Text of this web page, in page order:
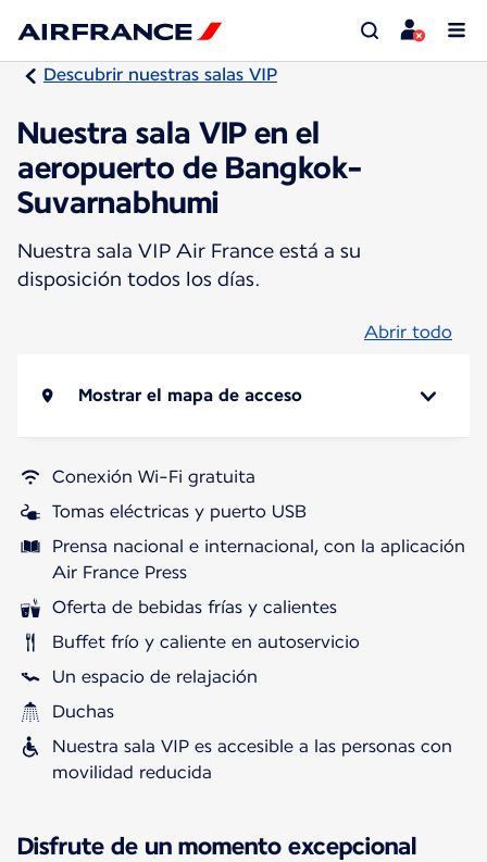
Descubrir nuestras salas VIP
Nuestra sala VIP en el
aeropuerto de Bangkok-
Suvarnabhumi
Nuestra sala VIP Air France está a su
disposición todos los días.
Abrir todo
Mostrar el mapa de acceso
Conexión Wi-Fi gratuita
Tomas eléctricas y puerto USB
Prensa nacional e internacional, con la aplicación
Air France Press
Oferta de bebidas frías y calientes
Buffet frío y caliente en autoservicio
Un espacio de relajación
Duchas
Nuestra sala VIP es accesible a las personas con
movilidad reducida
Disfrute de un momento excepcional